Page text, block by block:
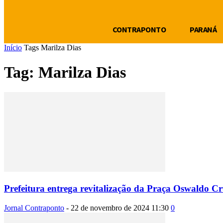
CONTRAPONTO PARANÁ
Início Tags Marilza Dias
Tag: Marilza Dias
Prefeitura entrega revitalização da Praça Oswaldo
Jornal Contraponto - 22 de novembro de 2024 11:30 0